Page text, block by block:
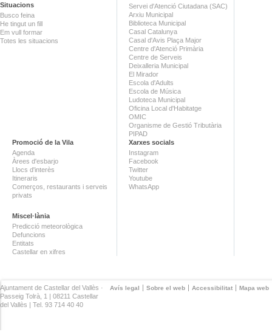
Situacions
Busco feina
He tingut un fill
Em vull formar
Totes les situacions
Servei d'Atenció Ciutadana (SAC)
Arxiu Municipal
Biblioteca Municipal
Casal Catalunya
Casal d'Avis Plaça Major
Centre d'Atenció Primària
Centre de Serveis
Deixalleria Municipal
El Mirador
Escola d'Adults
Escola de Música
Ludoteca Municipal
Oficina Local d'Habitatge
OMIC
Organisme de Gestió Tributària
PIPAD
Promoció de la Vila
Agenda
Àrees d'esbarjo
Llocs d'interès
Itineraris
Comerços, restaurants i serveis
privats
Miscel·lània
Predicció meteorològica
Defuncions
Entitats
Castellar en xifres
Xarxes socials
Instagram
Facebook
Twitter
Youtube
WhatsApp
Avís legal Sobre el web Accessibilitat Mapa web
Ajuntament de Castellar del Vallès ·
Passeig Tolrà, 1 | 08211 Castellar
del Vallès | Tel. 93 714 40 40